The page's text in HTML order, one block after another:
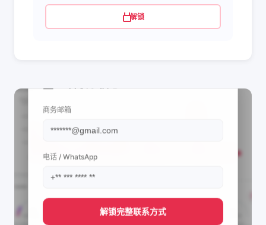
解锁
商务邮箱
电话 / WhatsApp
解锁完整联系方式